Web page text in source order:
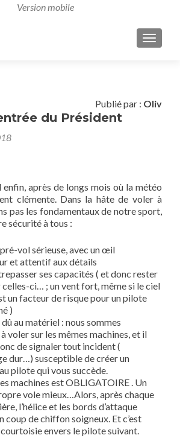
Publié par : Oliv
du Président
enfin, après de longs mois où la météo
clémente. Dans la hâte de voler à
pas les fondamentaux de notre sport,
sécurité à tous :
vol sérieuse, avec un œil
et attentif aux détails
ses capacités ( et donc rester
celles-ci… ; un vent fort, même si le ciel
un facteur de risque pour un pilote
)
au matériel : nous sommes
voler sur les mêmes machines, et il
de signaler tout incident (
dur…) susceptible de créer un
pilote qui vous succède.
machines est OBLIGATOIRE . Un
vole mieux…Alors, après chaque
l’hélice et les bords d’attaque
coup de chiffon soigneux. Et c’est
courtoisie envers le pilote suivant.